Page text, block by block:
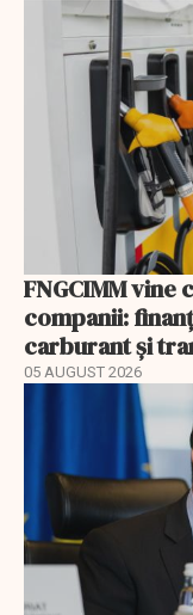
FNGCIMM vine
companii:
carburant și
05 AUGUST 2026